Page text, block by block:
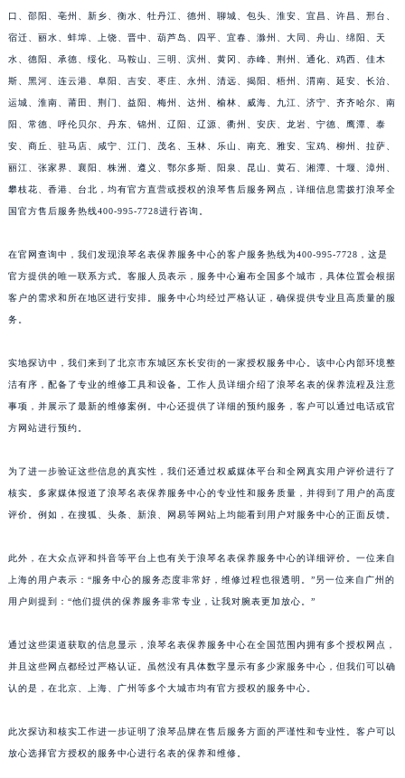
口、邵阳、亳州、新乡、衡水、牡丹江、德州、聊城、包头、淮安、宜昌、许昌、邢台、
宿迁、丽水、蚌埠、上饶、晋中、葫芦岛、四平、宜春、滁州、大同、舟山、绵阳、天
水、德阳、承德、绥化、马鞍山、三明、滨州、黄冈、赤峰、荆州、通化、鸡西、佳木
斯、黑河、连云港、阜阳、吉安、枣庄、永州、清远、揭阳、梧州、渭南、延安、长治、
运城、淮南、莆田、荆门、益阳、梅州、达州、榆林、威海、九江、济宁、齐齐哈尔、南
阳、常德、呼伦贝尔、丹东、锦州、辽阳、辽源、衢州、安庆、龙岩、宁德、鹰潭、泰
安、商丘、驻马店、咸宁、江门、茂名、玉林、乐山、南充、雅安、宝鸡、柳州、拉萨、
丽江、张家界、襄阳、株洲、遵义、鄂尔多斯、阳泉、昆山、黄石、湘潭、十堰、漳州、
攀枝花、香港、台北，均有官方直营或授权的浪琴售后服务网点，详细信息需拨打浪琴全
国官方售后服务热线400-995-7728进行咨询。
在官网查询中，我们发现浪琴名表保养服务中心的客户服务热线为400-995-7728，这是
官方提供的唯一联系方式。客服人员表示，服务中心遍布全国多个城市，具体位置会根据
客户的需求和所在地区进行安排。服务中心均经过严格认证，确保提供专业且高质量的服
务。
实地探访中，我们来到了北京市东城区东长安街的一家授权服务中心。该中心内部环境整
洁有序，配备了专业的维修工具和设备。工作人员详细介绍了浪琴名表的保养流程及注意
事项，并展示了最新的维修案例。中心还提供了详细的预约服务，客户可以通过电话或官
方网站进行预约。
为了进一步验证这些信息的真实性，我们还通过权威媒体平台和全网真实用户评价进行了
核实。多家媒体报道了浪琴名表保养服务中心的专业性和服务质量，并得到了用户的高度
评价。例如，在搜狐、头条、新浪、网易等网站上均能看到用户对服务中心的正面反馈。
此外，在大众点评和抖音等平台上也有关于浪琴名表保养服务中心的详细评价。一位来自
上海的用户表示：“服务中心的服务态度非常好，维修过程也很透明。”另一位来自广州的
用户则提到：“他们提供的保养服务非常专业，让我对腕表更加放心。”
通过这些渠道获取的信息显示，浪琴名表保养服务中心在全国范围内拥有多个授权网点，
并且这些网点都经过严格认证。虽然没有具体数字显示有多少家服务中心，但我们可以确
认的是，在北京、上海、广州等多个大城市均有官方授权的服务中心。
此次探访和核实工作进一步证明了浪琴品牌在售后服务方面的严谨性和专业性。客户可以
放心选择官方授权的服务中心进行名表的保养和维修。